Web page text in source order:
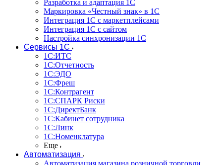
Разработка и адаптация 1С
Маркировка «Честный знак» в 1С
Интеграция 1С с маркетплейсами
Интеграция 1С с сайтом
Настройка синхронизации 1С
Сервисы 1С
1С:ИТС
1С:Отчетность
1С:ЭДО
1С:Фреш
1С:Контрагент
1С:CПАРК Риски
1С:ДиректБанк
1С:Кабинет сотрудника
1С:Линк
1С:Номенклатура
Еще
Автоматизация
Автоматизация магазина розничной торговли